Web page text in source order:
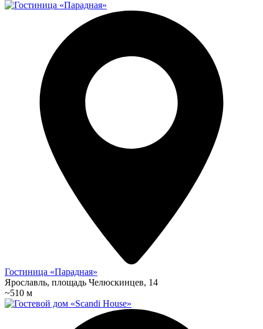
Гостиница «Парадная»
Ярославль, площадь Челюскинцев, 14
~510 м